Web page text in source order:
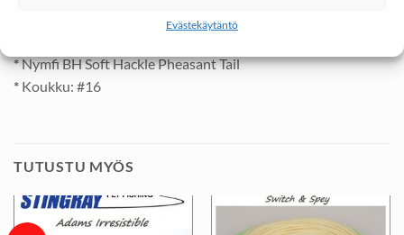
Evästekäytäntö
Kuvassa näkyvä Englannin Punta ei kuulu toimitukseen.
*Nymfi BH Soft Hackle Pheasant Tail
* Koukku: #16
TUTUSTU MYÖS